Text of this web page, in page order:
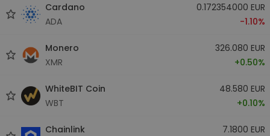
Cardano
ADA
0.172354000 EUR
-1.10%
Monero
XMR
326.080 EUR
+0.50%
WhiteBIT Coin
WBT
48.580 EUR
+0.10%
Chainlink
7.1800 EUR